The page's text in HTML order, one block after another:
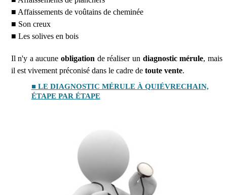
■ Affaissements de voûtains de cheminée
■ Son creux
■ Les solives en bois
Il n'y a aucuneobligation de réaliser un diagnostic mérule, mais
il est vivement préconisé dans le cadre de toute vente.
■ LE DIAGNOSTIC MÉRULE À QUIÉVRECHAIN,
ÉTAPE PAR ÉTAPE